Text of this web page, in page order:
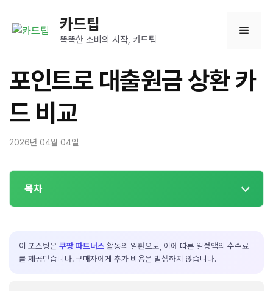
카드팁
똑똑한 소비의 시작, 카드팁
메
뉴
포인트로 대출원금 상환 카
드 비교
2026년 04월 04일
목차
이 포스팅은 쿠팡 파트너스 활동의 일환으로, 이에 따른 일정액의 수수료
를 제공받습니다. 구매자에게 추가 비용은 발생하지 않습니다.